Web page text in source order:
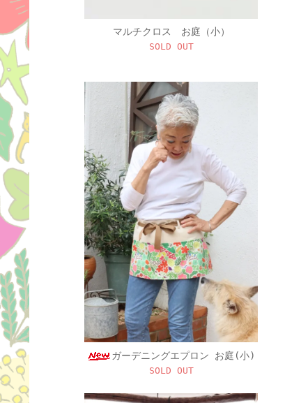
マルチクロス お庭（小）
SOLD OUT
ガーデニングエプロン お庭(小)
SOLD OUT